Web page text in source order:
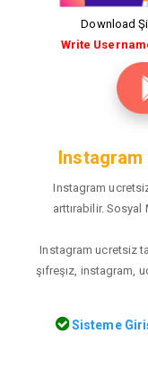
Download
Write
Instagram
arttırabilir.
Instagram ucretsiz
şıfreşız, instagram,
Sisteme